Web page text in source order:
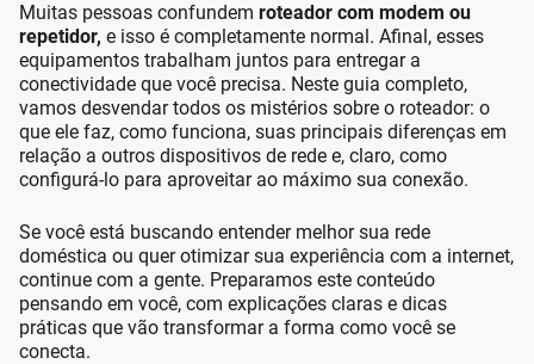
Muitas pessoas confundem roteador com modem ou
repetidor, e isso é completamente normal. Afinal, esses
equipamentos trabalham juntos para entregar a
conectividade que você precisa. Neste guia completo,
vamos desvendar todos os mistérios sobre o roteador: o
que ele faz, como funciona, suas principais diferenças em
relação a outros dispositivos de rede e, claro, como
configurá-lo para aproveitar ao máximo sua conexão.
Se você está buscando entender melhor sua rede
doméstica ou quer otimizar sua experiência com a internet,
continue com a gente. Preparamos este conteúdo
pensando em você, com explicações claras e dicas
práticas que vão transformar a forma como você se
conecta.